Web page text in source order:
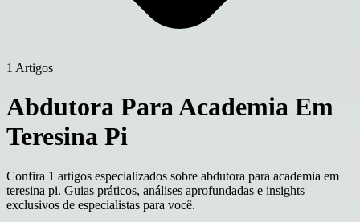
1 Artigos
Abdutora Para Academia Em
Teresina Pi
Confira 1 artigos especializados sobre abdutora para academia em
teresina pi. Guias práticos, análises aprofundadas e insights
exclusivos de especialistas para você.